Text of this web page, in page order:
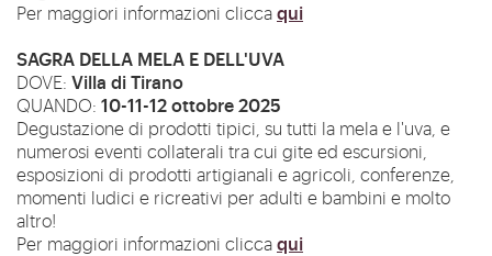
Per maggiori informazioni cliccaqui
SAGRA DELLA MELA E DELL'UVA
DOVE: Villa di Tirano
QUANDO: 10-11-12 ottobre 2025
Degustazione di prodotti tipici, su tutti la mela e l'uva, e
numerosi eventi collaterali tra cui gite ed escursioni,
esposizioni di prodotti artigianali e agricoli, conferenze,
momenti ludici e ricreativi per adulti e bambini e molto
altro!
Per maggiori informazioni cliccaqui